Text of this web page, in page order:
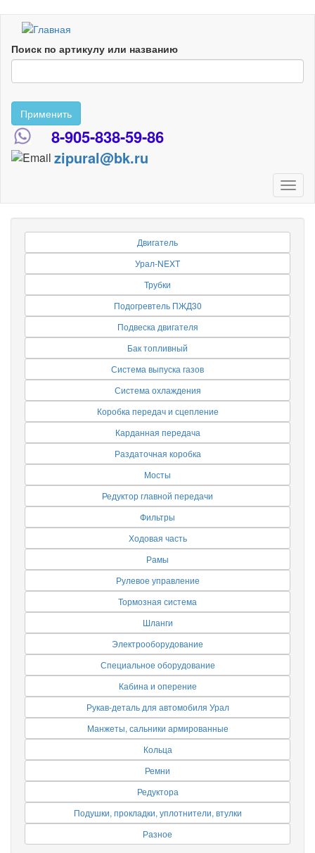
Перейти
основному
содержанию
Поиск по артикулу или названию
Применить
8-905-838-59-86
zipural@bk.ru
Двигатель
Урал-NEXT
Трубки
Подогревтель ПЖД30
Подвеска двигателя
Бак топливный
Система выпуска газов
Система охлаждения
Коробка передач и сцепление
Карданная передача
Раздаточная коробка
Мосты
Редуктор главной передачи
Фильтры
Ходовая часть
Рамы
Рулевое управление
Тормозная система
Шланги
Электрооборудование
Специальное оборудование
Кабина и оперение
Рукав-деталь для автомобиля Урал
Манжеты, сальники армированные
Кольца
Ремни
Редуктора
Подушки, прокладки, уплотнители, втулки
Разное